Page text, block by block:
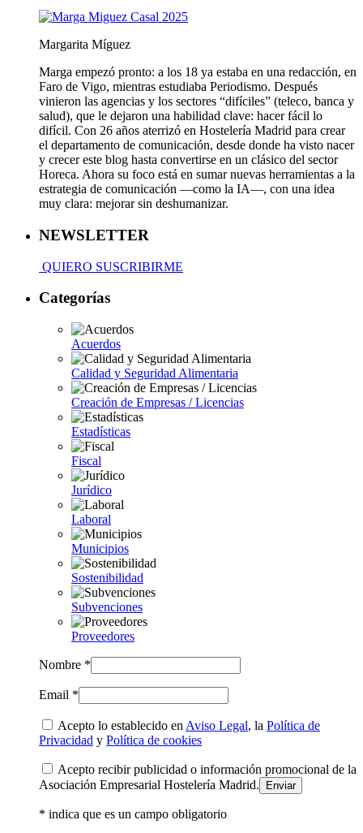
Margarita Míguez
Marga empezó pronto: a los 18 ya estaba en una redacción, en
Faro de Vigo, mientras estudiaba Periodismo. Después
vinieron las agencias y los sectores “difíciles” (teleco, banca y
salud), que le dejaron una habilidad clave: hacer fácil lo
difícil. Con 26 años aterrizó en Hostelería Madrid para crear
el departamento de comunicación, desde donde ha visto nacer
y crecer este blog hasta convertirse en un clásico del sector
Horeca. Ahora su foco está en sumar nuevas herramientas a la
estrategia de comunicación —como la IA—, con una idea
muy clara: mejorar sin deshumanizar.
NEWSLETTER
QUIERO SUSCRIBIRME
Categorías
Acuerdos
Calidad y Seguridad Alimentaria
Creación de Empresas / Licencias
Estadísticas
Fiscal
Jurídico
Laboral
Municipios
Sostenibilidad
Subvenciones
Proveedores
Nombre *
Email *
Acepto lo establecido en Aviso Legal, la Política de
Privacidad y Política de cookies
Acepto recibir publicidad o información promocional de la
Asociación Empresarial Hostelería Madrid.
* indica que es un campo obligatorio